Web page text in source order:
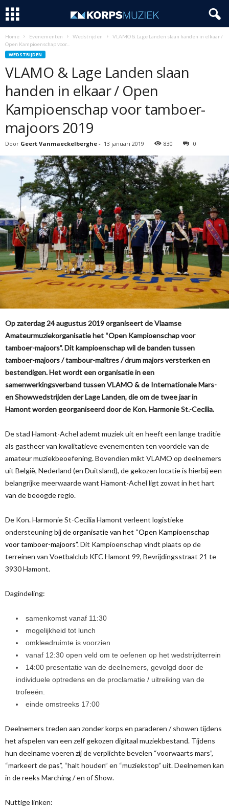
Home Evenementen Wedstrijden
VLAMO & Lage Landen slaan handen in elkaar /
Open Kampioenschap voor...
WEDSTRIJDEN
VLAMO & Lage Landen slaan
handen in elkaar / Open
Kampioenschap voor tamboer-
majoors 2019
Door Geert Vanmaeckelberghe - 13 januari 2019 830 0
Op zaterdag 24 augustus 2019 organiseert de Vlaamse
Amateurmuziekorganisatie het “Open Kampioenschap voor
tamboer-majoors”. Dit kampioenschap wil de banden tussen
tamboer-majoors / tambour-maîtres / drum majors versterken en
bestendigen. Het wordt een organisatie in een
samenwerkingsverband tussen VLAMO & de Internationale Mars-
en Showwedstrijden der Lage Landen, die om de twee jaar in
Hamont worden georganiseerd door de Kon. Harmonie St.-Cecilia.
De stad Hamont-Achel ademt muziek uit en heeft een lange traditie
als gastheer van kwalitatieve evenementen ten voordele van de
amateur muziekbeoefening. Bovendien mikt VLAMO op deelnemers
uit België, Nederland (en Duitsland), de gekozen locatie is hierbij een
belangrijke meerwaarde want Hamont-Achel ligt zowat in het hart
van de beoogde regio.
De Kon. Harmonie St-Cecilia Hamont verleent logistieke
ondersteuningbij de organisatie van het “Open Kampioenschap
voor tamboer-majoors”.Dit Kampioenschap vindt plaats op de
terreinen van Voetbalclub KFC Hamont 99, Bevrijdingsstraat 21 te
3930 Hamont.
Dagindeling:
samenkomst vanaf 11:30
mogelijkheid tot lunch
omkleedruimte is voorzien
vanaf 12:30 open veld om te oefenen op het wedstrijdterrein
14:00 presentatie van de deelnemers, gevolgd door de
individuele optredens en de proclamatie / uitreiking van de
trofeeën.
einde omstreeks 17:00
Deelnemers treden aan zonder korps en paraderen / showen tijdens
het afspelen van een zelf gekozen digitaal muziekbestand. Tijdens
hun deelname voeren zij de verplichte bevelen “voorwaarts mars”,
“markeert de pas”, “halt houden” en “muziekstop” uit. Deelnemen kan
in de reeks Marching / en of Show.
Nuttige linken: